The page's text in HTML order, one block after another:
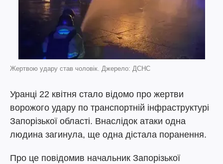
Жертвою удару став чоловік. Джерело: ДСНС
Уранці 22 квітня стало відомо про жертви
ворожого удару по транспортній інфраструктурі
Запорізької області. Внаслідок атаки одна
людина загинула, ще одна дістала поранення.
Про це повідомив начальник Запорізької